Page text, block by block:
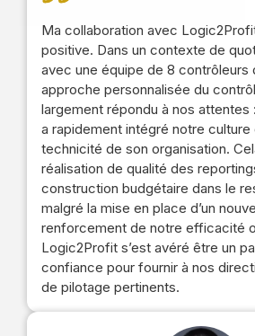
Ma collaboration avec
positive. Dans un contexte de
avec une équipe de 8 contrôleurs
approche personnalisée du
largement répondu à nos attentes
a rapidement intégré notre culture
technicité de son organisation.
réalisation de qualité des
construction budgétaire dans le
malgré la mise en place d’un
renforcement de notre efficacité
Logic2Profit s’est avéré être un
confiance pour fournir à nos
de pilotage pertinents.